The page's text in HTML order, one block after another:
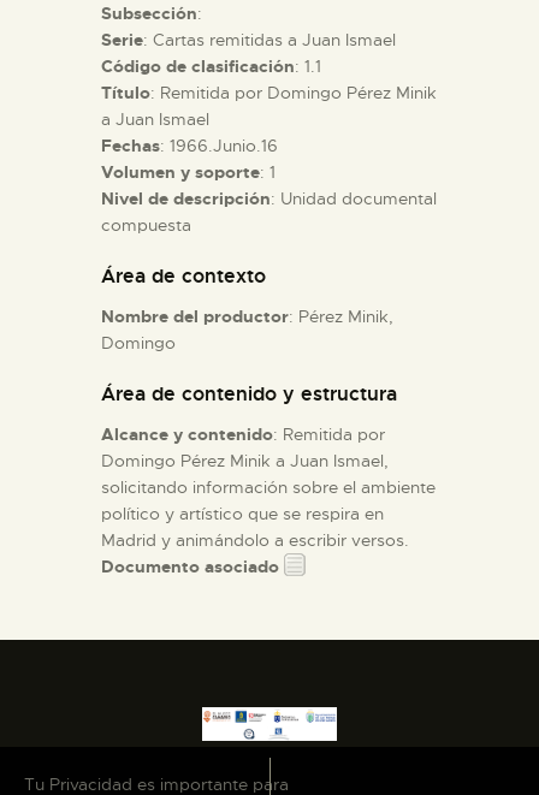
█
EL MUSEO
COLECCIONES
ESPAÑOL
Subsección:
Serie: Cartas remitidas a Juan Ismael
Código de clasificación: 1.1
Título: Remitida por Domingo Pérez Minik
a Juan Ismael
Fechas: 1966.Junio.16
Volumen y soporte: 1
Nivel de descripción: Unidad documental
compuesta
Área de contexto
Nombre del productor: Pérez Minik,
Domingo
Área de contenido y estructura
Alcance y contenido: Remitida por
Domingo Pérez Minik a Juan Ismael,
solicitando información sobre el ambiente
político y artístico que se respira en
Madrid y animándolo a escribir versos.
Documento asociado
Tu Privacidad es importante para